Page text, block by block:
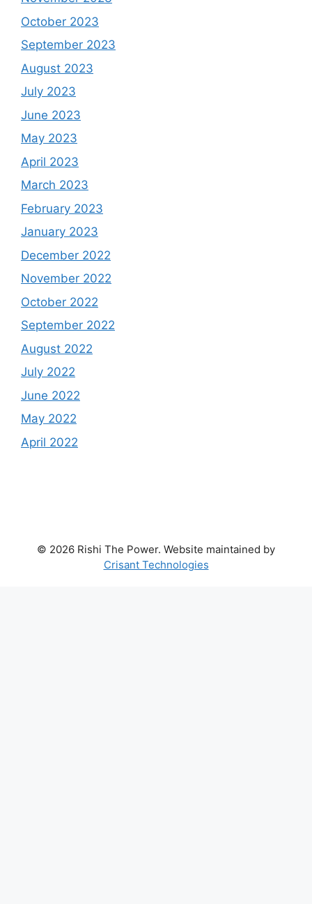
October 2023
September 2023
August 2023
July 2023
June 2023
May 2023
April 2023
March 2023
February 2023
January 2023
December 2022
November 2022
October 2022
September 2022
August 2022
July 2022
June 2022
May 2022
April 2022
© 2026 Rishi The Power. Website maintained by
Crisant Technologies